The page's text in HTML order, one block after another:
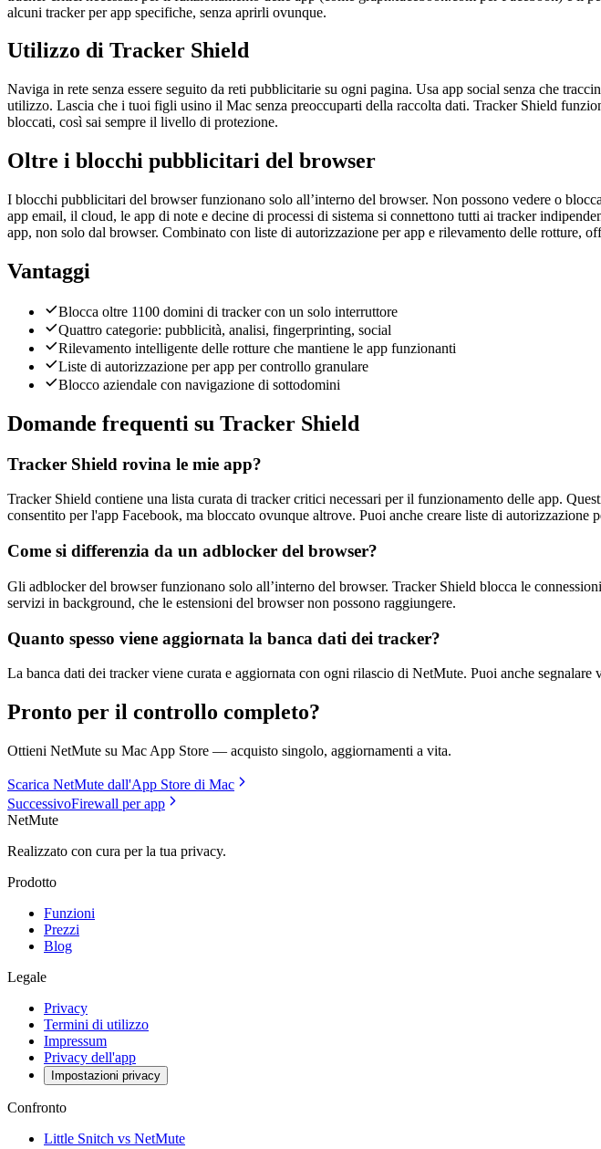
alcuni tracker per app specifiche, senza aprirli ovunque.
Utilizzo di Tracker Shield
Naviga in rete senza essere seguito da reti pubblicitarie su ogni pagina. Usa app social senza che
utilizzo. Lascia che i tuoi figli usino il Mac senza preoccuparti della raccolta dati. Tracker Shield
bloccati, così sai sempre il livello di protezione.
Oltre i blocchi pubblicitari del browser
I blocchi pubblicitari del browser funzionano solo all’interno del browser. Non possono vedere o
app email, il cloud, le app di note e decine di processi di sistema si connettono tutti ai tracker
app, non solo dal browser. Combinato con liste di autorizzazione per app e rilevamento delle rotture,
Vantaggi
Blocca oltre 1100 domini di tracker con un solo interruttore
Quattro categorie: pubblicità, analisi, fingerprinting, social
Rilevamento intelligente delle rotture che mantiene le app funzionanti
Liste di autorizzazione per app per controllo granulare
Blocco aziendale con navigazione di sottodomini
Domande frequenti su Tracker Shield
Tracker Shield rovina le mie app?
Tracker Shield contiene una lista curata di tracker critici necessari per il funzionamento delle app.
consentito per l'app Facebook, ma bloccato ovunque altrove. Puoi anche creare liste di autorizzazione
Come si differenzia da un adblocker del browser?
Gli adblocker del browser funzionano solo all’interno del browser. Tracker Shield blocca le
servizi in background, che le estensioni del browser non possono raggiungere.
Quanto spesso viene aggiornata la banca dati dei tracker?
La banca dati dei tracker viene curata e aggiornata con ogni rilascio di NetMute. Puoi anche
Pronto per il controllo completo?
Ottieni NetMute su Mac App Store — acquisto singolo, aggiornamenti a vita.
Scarica NetMute dall'App Store di Mac
SuccessivoFirewall per app
NetMute
Realizzato con cura per la tua privacy.
Prodotto
Funzioni
Prezzi
Blog
Legale
Privacy
Termini di utilizzo
Impressum
Privacy dell'app
Impostazioni privacy
Confronto
Little Snitch vs NetMute